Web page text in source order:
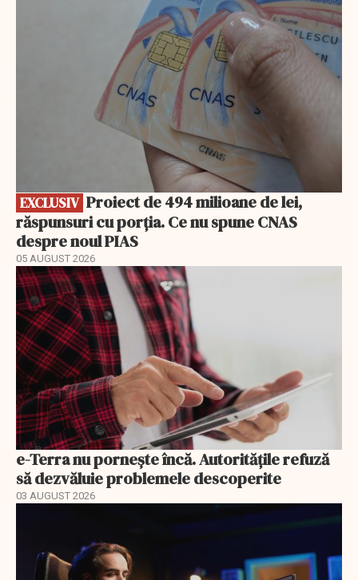
EXCLUSIV
răspunsuri cu porția. Ce nu spune CNAS
despre noul PIAS
05 AUGUST 2026
e-Terra nu pornește încă. Autoritățile refuză
să dezvăluie problemele descoperite
03 AUGUST 2026